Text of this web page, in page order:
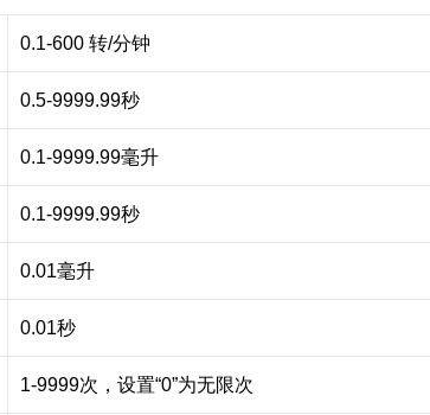
0.1-600 转/分钟
0.5-9999.99秒
0.1-9999.99毫升
0.1-9999.99秒
0.01毫升
0.01秒
1-9999次，设置“0”为无限次